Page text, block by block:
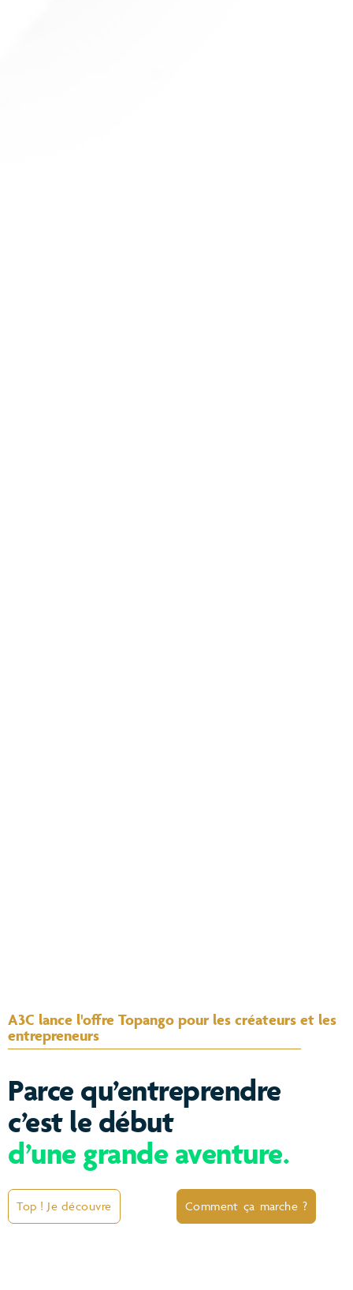
A3C lance l'offre Topango pour les créateurs et les
entrepreneurs
Parce qu’entreprendre
c’est le début
d’une grande aventure.
Top ! Je découvre Comment ça marche ?